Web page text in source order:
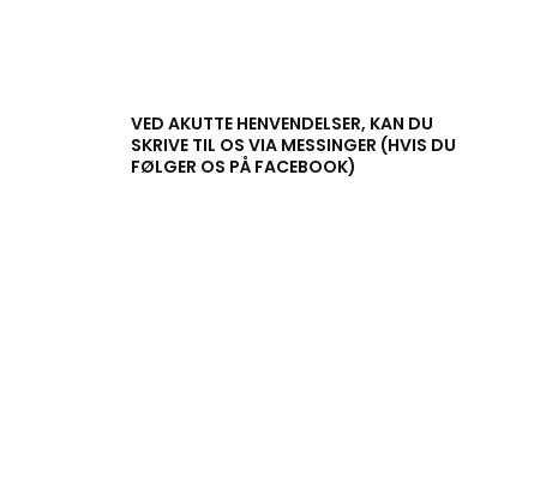
VED AKUTTE HENVENDELSER, KAN DU
SKRIVE TIL OS VIA MESSINGER (HVIS DU
FØLGER OS PÅ FACEBOOK)